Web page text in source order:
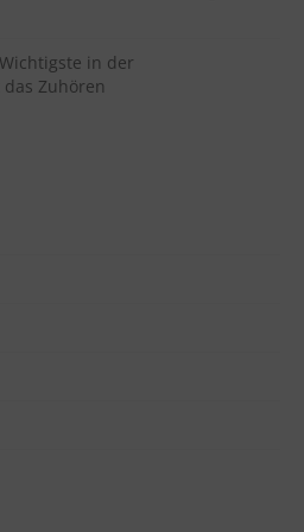
in der
Zuhören